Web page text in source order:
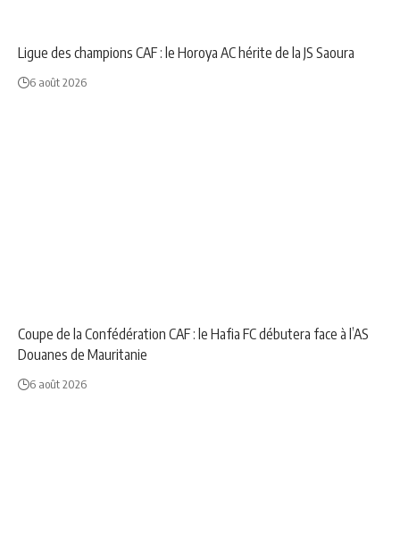
Ligue des champions CAF : le Horoya AC hérite de la JS Saoura
6 août 2026
Coupe de la Confédération CAF : le Hafia FC débutera face à l’AS
Douanes de Mauritanie
6 août 2026